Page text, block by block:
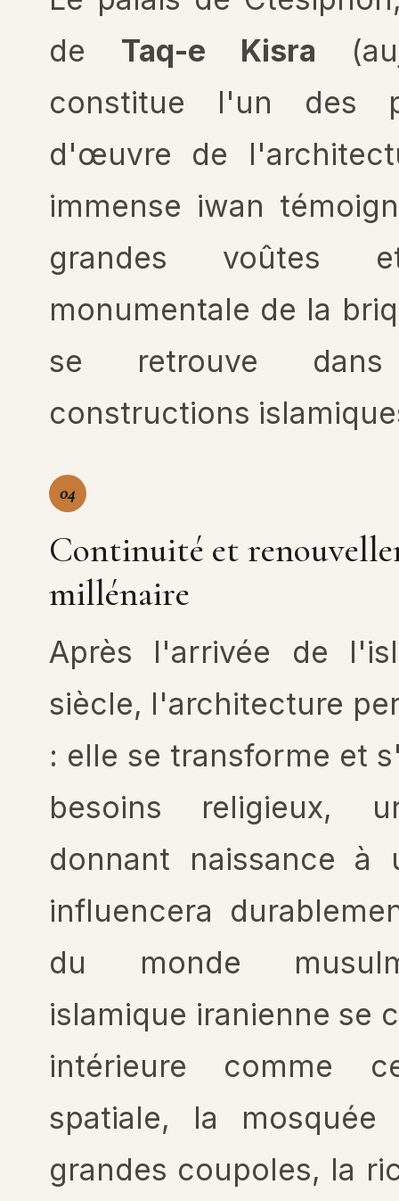
de Taq-e Kisra
constitue l'un des
d'œuvre de
immense iwan
grandes voûtes
monumentale de la
se retrouve
constructions
04
Continuité et
millénaire
Après l'arrivée de
siècle, l'architecture
: elle se transforme et
besoins religieux,
donnant naissance
influencera
du monde
islamique iranienne se
intérieure comme
spatiale, la
grandes coupoles, la